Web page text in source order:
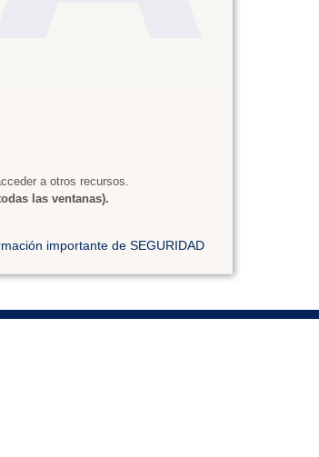
a otros recursos.
las ventanas).
importante de SEGURIDAD